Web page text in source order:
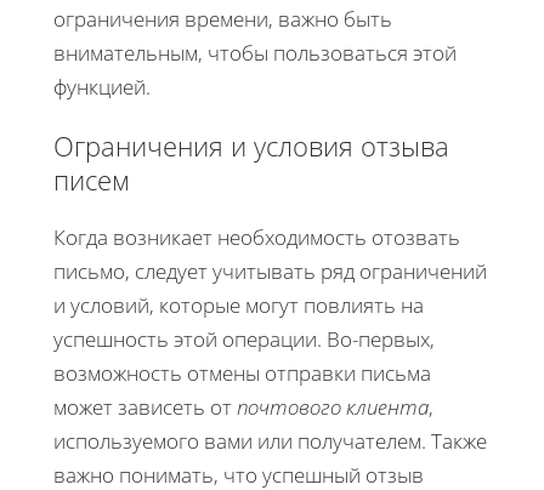
ограничения времени, важно быть
внимательным, чтобы пользоваться этой
функцией.
Ограничения и условия отзыва
писем
Когда возникает необходимость отозвать
письмо, следует учитывать ряд ограничений
и условий, которые могут повлиять на
успешность этой операции. Во-первых,
возможность отмены отправки письма
может зависеть отпочтового клиента,
используемого вами или получателем. Также
важно понимать, что успешный отзыв